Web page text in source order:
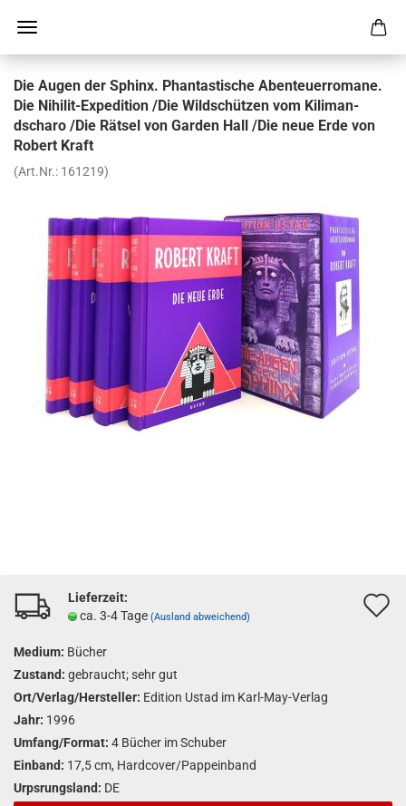
Die Augen der Sphinx. Phan­tas­ti­sche Aben­teu­er­ro­ma­ne.
Die Nihilit-​Expedition /Die Wild­schüt­zen vom Ki­li­man­
dscha­ro /Die Rät­sel von Gar­den Hall /Die neue Erde von
Ro­bert Kraft
(Art.Nr.: 161219)
Lieferzeit:
ca. 3-4 Tage (Ausland abweichend)
Medium: Bücher
Zustand: gebraucht; sehr gut
Ort/Verlag/Hersteller: Edition Ustad im Karl-May-Verlag
Jahr: 1996
Umfang/Format: 4 Bücher im Schuber
Einband: 17,5 cm, Hardcover/Pappeinband
Urpsrungsland: DE